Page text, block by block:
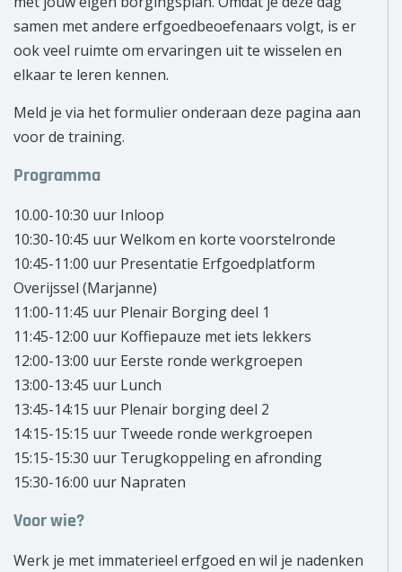
samen met andere erfgoedbeoefenaars volgt, is er
ook veel ruimte om ervaringen uit te wisselen en
elkaar te leren kennen.
Meld je via het formulier onderaan deze pagina aan
voor de training.
Programma
10.00-10:30 uur Inloop
10:30-10:45 uur Welkom en korte voorstelronde
10:45-11:00 uur Presentatie Erfgoedplatform
Overijssel (Marjanne)
11:00-11:45 uur Plenair Borging deel 1
11:45-12:00 uur Koffiepauze met iets lekkers
12:00-13:00 uur Eerste ronde werkgroepen
13:00-13:45 uur Lunch
13:45-14:15 uur Plenair borging deel 2
14:15-15:15 uur Tweede ronde werkgroepen
15:15-15:30 uur Terugkoppeling en afronding
15:30-16:00 uur Napraten
Voor wie?
Werk je met immaterieel erfgoed en wil je nadenken